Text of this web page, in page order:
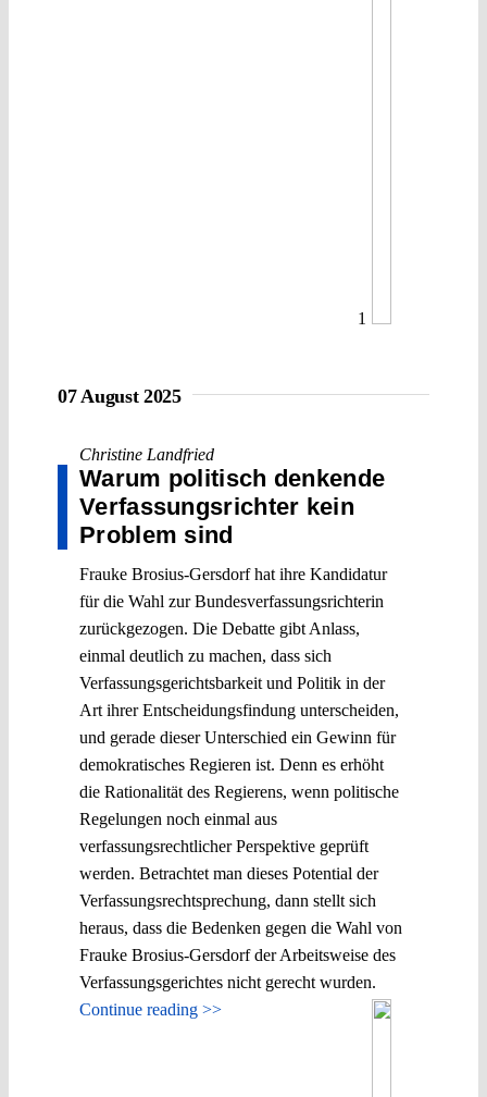
1
07 August 2025
Christine Landfried
Warum politisch denkende
Verfassungsrichter kein
Problem sind
Frauke Brosius-Gersdorf hat ihre Kandidatur
für die Wahl zur Bundesverfassungsrichterin
zurückgezogen. Die Debatte gibt Anlass,
einmal deutlich zu machen, dass sich
Verfassungsgerichtsbarkeit und Politik in der
Art ihrer Entscheidungsfindung unterscheiden,
und gerade dieser Unterschied ein Gewinn für
demokratisches Regieren ist. Denn es erhöht
die Rationalität des Regierens, wenn politische
Regelungen noch einmal aus
verfassungsrechtlicher Perspektive geprüft
werden. Betrachtet man dieses Potential der
Verfassungsrechtsprechung, dann stellt sich
heraus, dass die Bedenken gegen die Wahl von
Frauke Brosius-Gersdorf der Arbeitsweise des
Verfassungsgerichtes nicht gerecht wurden.
Continue reading >>